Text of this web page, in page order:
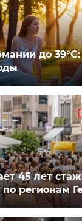
до
45 лет
по регионам